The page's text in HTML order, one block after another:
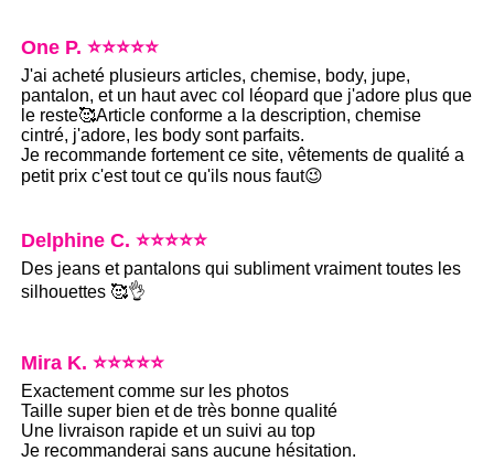
One P. ⭐⭐⭐⭐⭐
J'ai acheté plusieurs articles, chemise, body, jupe,
pantalon, et un haut avec col léopard que j'adore plus que
le reste🥰Article conforme a la description, chemise
cintré, j'adore, les body sont parfaits.
Je recommande fortement ce site, vêtements de qualité a
petit prix c'est tout ce qu'ils nous faut😉
Delphine C. ⭐⭐⭐⭐⭐
Des jeans et pantalons qui subliment vraiment toutes les
silhouettes 🥰👌
Mira K. ⭐⭐⭐⭐⭐
Exactement comme sur les photos
Taille super bien et de très bonne qualité
Une livraison rapide et un suivi au top
Je recommanderai sans aucune hésitation.